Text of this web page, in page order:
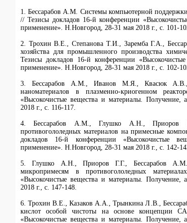
1. Бессарабов А.М. Системы компьютерной
// Тезисы докладов 16-й конференции
применение». Н.Новгород, 28-31 мая 2018 г., с. 101-
2. Трохин В.Е., Степанова Т.И., Заремба Г.А.,
хозяйства для промышленного производства
Тезисы докладов 16-й конференции
применение». Н.Новгород, 28-31 мая 2018 г., с. 102-
3. Бессарабов А.М., Иванов М.Я., Квасюк
наноматериалов в плазменно-криогенном
«Высокочистые вещества и материалы.
2018 г., с. 116-117.
4. Бессарабов А.М., Глушко А.Н., Приоров
противогололедных материалов на примесные
докладов 16-й конференции «Высокочистые
применение». Н.Новгород, 28-31 мая 2018 г., с. 142-
5. Глушко А.Н., Приоров Г.Г., Бессарабов А.М.
микропримесям в противогололедных
«Высокочистые вещества и материалы.
2018 г., с. 147-148.
6. Трохин В.Е., Казаков А.А., Трынкина Л.В.,
кислот особой чистоты на основе концепции
«Высокочистые вещества и материалы.